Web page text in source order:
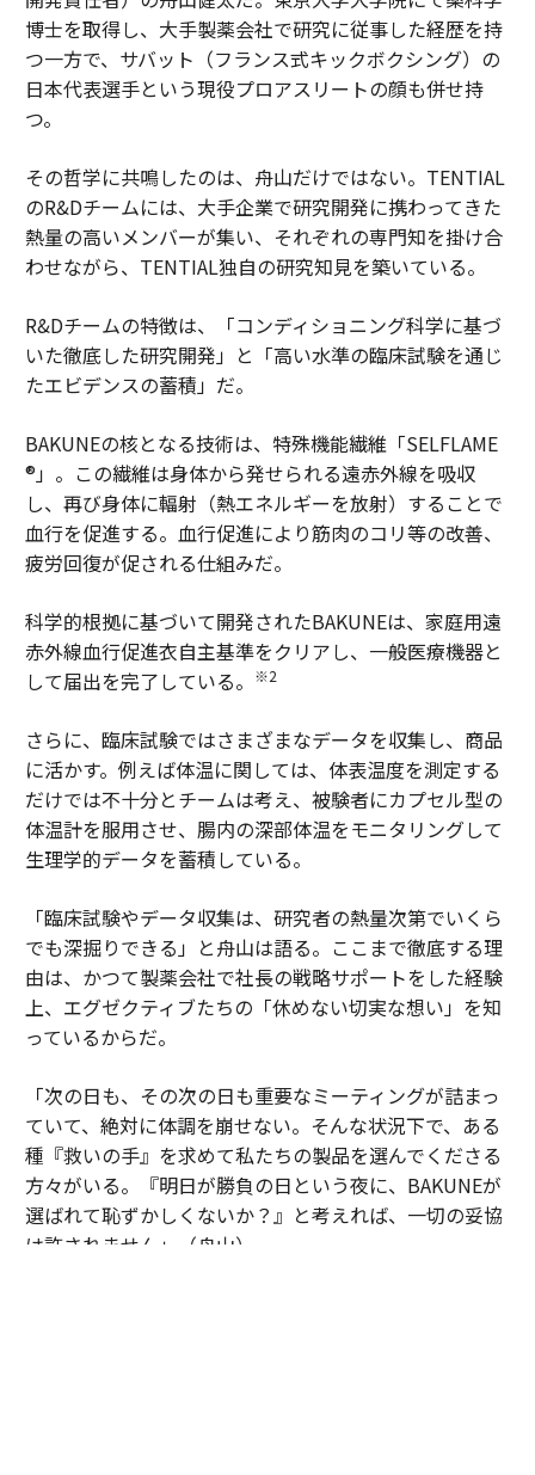
博士を取得し、大手製薬会社で研究に従事した経歴を持
つ一方で、サバット（フランス式キックボクシング）の
日本代表選手という現役プロアスリートの顔も併せ持
つ。
その哲学に共鳴したのは、舟山だけではない。TENTIAL
のR&Dチームには、大手企業で研究開発に携わってきた
熱量の高いメンバーが集い、それぞれの専門知を掛け合
わせながら、TENTIAL独自の研究知見を築いている。
R&Dチームの特徴は、「コンディショニング科学に基づ
いた徹底した研究開発」と「高い水準の臨床試験を通じ
たエビデンスの蓄積」だ。
BAKUNEの核となる技術は、特殊機能繊維「SELFLAME
®」。この繊維は身体から発せられる遠赤外線を吸収
し、再び身体に輻射（熱エネルギーを放射）することで
血行を促進する。血行促進により筋肉のコリ等の改善、
疲労回復が促される仕組みだ。
科学的根拠に基づいて開発されたBAKUNEは、家庭用遠
赤外線血行促進衣自主基準をクリアし、一般医療機器と
して届出を完了している。
※2
さらに、臨床試験ではさまざまなデータを収集し、商品
に活かす。例えば体温に関しては、体表温度を測定する
だけでは不十分とチームは考え、被験者にカプセル型の
体温計を服用させ、腸内の深部体温をモニタリングして
生理学的データを蓄積している。
「臨床試験やデータ収集は、研究者の熱量次第でいくら
でも深掘りできる」と舟山は語る。ここまで徹底する理
由は、かつて製薬会社で社長の戦略サポートをした経験
上、エグゼクティブたちの「休めない切実な想い」を知
っているからだ。
「次の日も、その次の日も重要なミーティングが詰まっ
ていて、絶対に体調を崩せない。そんな状況下で、ある
種『救いの手』を求めて私たちの製品を選んでくださる
方々がいる。『明日が勝負の日という夜に、BAKUNEが
選ばれて恥ずかしくないか？』と考えれば、一切の妥協
は許されません」（舟山）